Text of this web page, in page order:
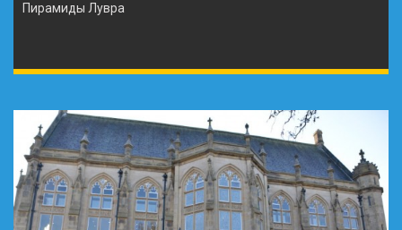
Пирамиды Лувра